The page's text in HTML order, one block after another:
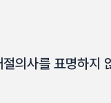
의사를 표명하지